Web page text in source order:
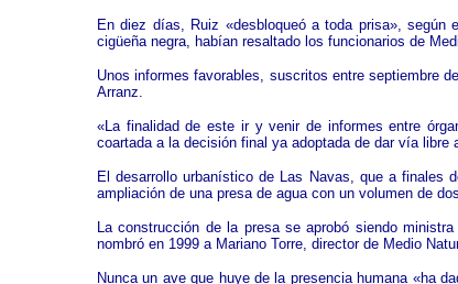
En diez días, Ruiz «desbloqueó a toda prisa»,
cigüeña negra, habían resaltado los funcionarios de
Unos informes favorables, suscritos entre septiembre
Arranz.
«La finalidad de este ir y venir de informes entre
coartada a la decisión final ya adoptada de dar vía
El desarrollo urbanístico de Las Navas, que a finales
ampliación de una presa de agua con un volumen de
La construcción de la presa se aprobó siendo
nombró en 1999 a Mariano Torre, director de Medio
Nunca un ave que huye de la presencia humana «ha